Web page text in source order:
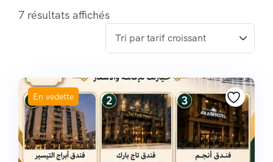
non gamstop casinos
7 résultats affichés
En vedette